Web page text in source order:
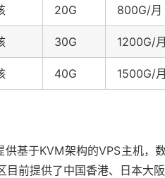
20G 800G/月
30G 1200G/月
40G 1500G/月
供基于KVM架构的VPS主机，
目前提供了中国香港、日本大